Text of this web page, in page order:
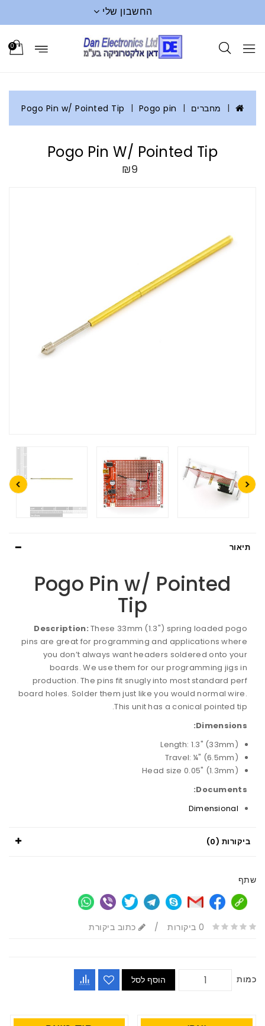
החשבון שלי
0
מחברים Pogo pin
Pogo Pin w/ Pointed Tip
Pogo Pin W/ Pointed Tip
₪9
תיאור
Pogo Pin w/ Pointed
Tip
Description: These 33mm (1.3") spring loaded pogo
pins are great for programming and applications where
you don’t always want headers soldered onto your
boards. We use them for our programming jigs in
production. The pins fit snugly into most standard perf
board holes. Solder them just like you would normal wire.
This unit has a conical pointed tip.
Dimensions:
Length: 1.3" (33mm)
Travel: ¼" (6.5mm)
Head size 0.05" (1.3mm)
Documents:
Dimensional
ביקורות (0)
שתף
0 ביקורות / כתוב ביקורת
כמות הוסף לסל